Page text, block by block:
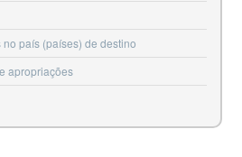
país (países) de destino
apropriações